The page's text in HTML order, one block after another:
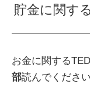
貯金に関す
お金に関する
部読んでください